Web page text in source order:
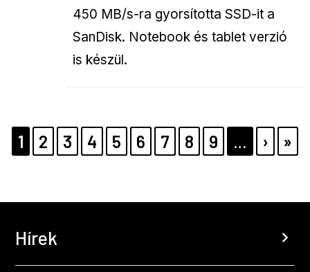
450 MB/s-ra gyorsította SSD-it a
SanDisk. Notebook és tablet verzió
is készül.
Pagination
PAGE
1 PAGE
2 PAGE
3 PAGE
4 PAGE
5 PAGE
6 PAGE
7 PAGE
8 PAGE
9 … › »
Hírek chevron_right